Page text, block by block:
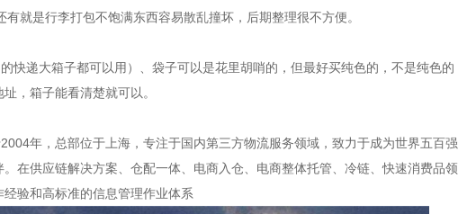
就是行李打包不饱满东西容易散乱撞坏，后期整理很不方便。
快递大箱子都可以用）、袋子可以是花里胡哨的，但最好买纯色的，不是纯色的
，箱子能看清楚就可以。
年，总部位于上海，专注于国内第三方物流服务领域，致力于成为世界五百强
在供应链解决方案、仓配一体、电商入仓、电商整体托管、冷链、快速消费品领
验和高标准的信息管理作业体系